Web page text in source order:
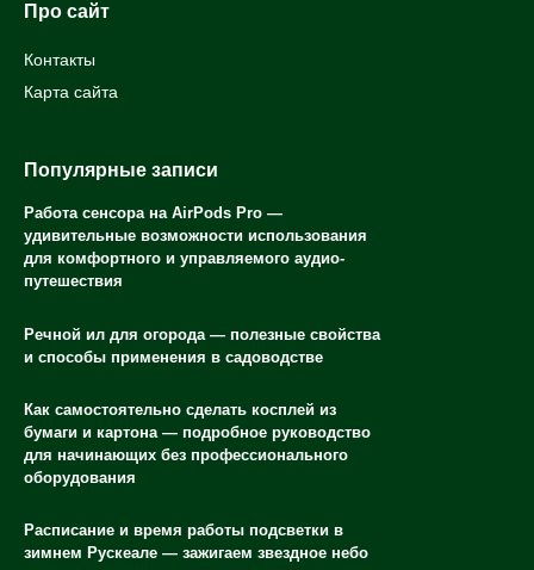
Про сайт
Контакты
Карта сайта
Популярные записи
Работа сенсора на AirPods Pro —
удивительные возможности использования
для комфортного и управляемого аудио-
путешествия
Речной ил для огорода — полезные свойства
и способы применения в садоводстве
Как самостоятельно сделать косплей из
бумаги и картона — подробное руководство
для начинающих без профессионального
оборудования
Расписание и время работы подсветки в
зимнем Рускеале — зажигаем звездное небо